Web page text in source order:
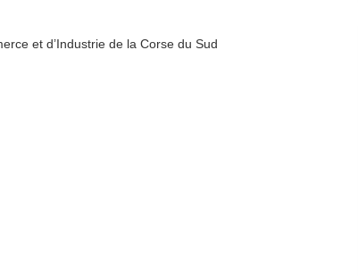
et d’Industrie de la Corse du Sud